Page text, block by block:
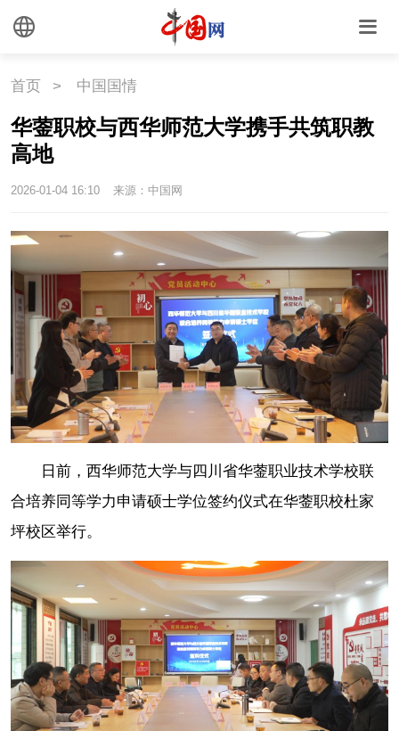
首页 > 中国国情
华蓥职校与西华师范大学携手共筑职教
高地
2026-01-04 16:10 来源：中国网
日前，西华师范大学与四川省华蓥职业技术学校联
合培养同等学力申请硕士学位签约仪式在华蓥职校杜家
坪校区举行。